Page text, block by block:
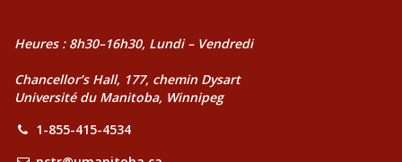
Heures : 8h30–16h30, Lundi – Vendredi
Chancellor’s Hall, 177, chemin Dysart
Université du Manitoba, Winnipeg
1-855-415-4534